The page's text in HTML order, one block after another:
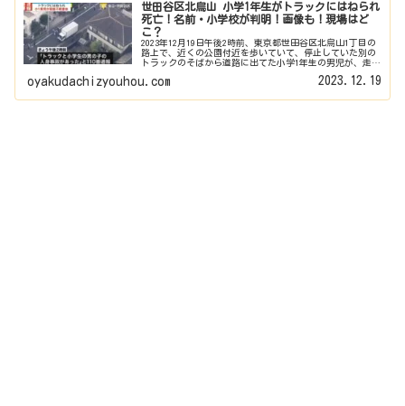
世田谷区北烏山 小学1年生がトラックにはねられ
死亡！名前・小学校が判明！画像も！現場はど
こ？
2023年12月19日午後2時前、東京都世田谷区北烏山1丁目の
路上で、近くの公園付近を歩いていて、停止していた別の
トラックのそばから道路に出てた小学1年生の男児が、走っ
被害男児は意識不明の...
oyakudachizyouhou.com 2023.12.19